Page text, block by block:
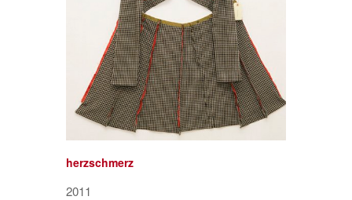
herzschmerz
2011